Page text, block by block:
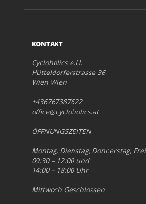
KONTAKT
Cycloholics e.U.
Hütteldorferstrasse 36
Wien Wien
+436767387622
office@cycloholics.at
ÖFFNUNGSZEITEN
Montag, Dienstag, Donnerstag,
09:30 – 12:00 und
14:00 – 18:00 Uhr
Mittwoch Geschlossen